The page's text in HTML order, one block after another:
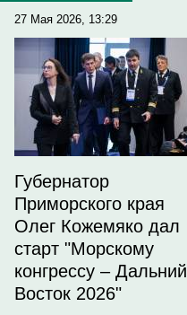
27 Мая 2026, 13:29
Губернатор
Приморского края
Олег Кожемяко дал
старт "Морскому
конгрессу – Дальний
Восток 2026"